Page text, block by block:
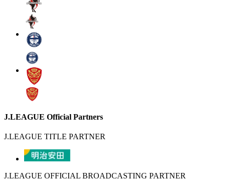
J.LEAGUE Official Partners
J.LEAGUE TITLE PARTNER
J.LEAGUE OFFICIAL BROADCASTING PARTNER